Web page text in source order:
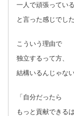
一人で頑張っている
と言った感じでした
こういう理由で
独立するって方、
結構いるんじゃな
「自分だったら
もっと貢献できる